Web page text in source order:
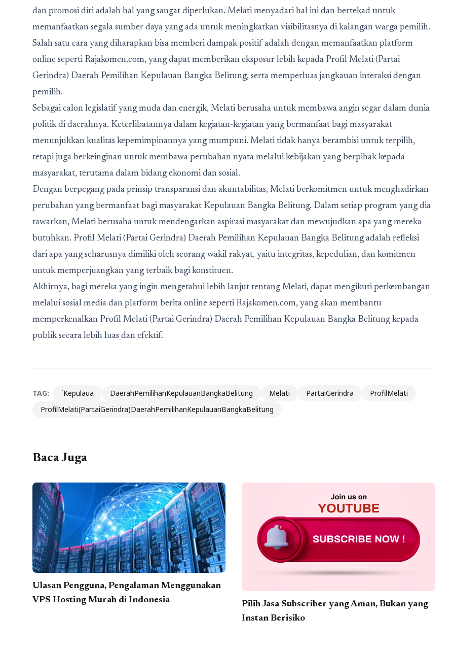
dan promosi diri adalah hal yang sangat diperlukan. Melati menyadari hal ini dan bertekad untuk
memanfaatkan segala sumber daya yang ada untuk meningkatkan visibilitasnya di kalangan warga pemilih.
Salah satu cara yang diharapkan bisa memberi dampak positif adalah dengan memanfaatkan platform
online seperti Rajakomen.com, yang dapat memberikan eksposur lebih kepada Profil Melati (Partai
Gerindra) Daerah Pemilihan Kepulauan Bangka Belitung, serta memperluas jangkauan interaksi dengan
pemilih.
Sebagai calon legislatif yang muda dan energik, Melati berusaha untuk membawa angin segar dalam dunia
politik di daerahnya. Keterlibatannya dalam kegiatan-kegiatan yang bermanfaat bagi masyarakat
menunjukkan kualitas kepemimpinannya yang mumpuni. Melati tidak hanya berambisi untuk terpilih,
tetapi juga berkeinginan untuk membawa perubahan nyata melalui kebijakan yang berpihak kepada
masyarakat, terutama dalam bidang ekonomi dan sosial.
Dengan berpegang pada prinsip transparansi dan akuntabilitas, Melati berkomitmen untuk menghadirkan
perubahan yang bermanfaat bagi masyarakat Kepulauan Bangka Belitung. Dalam setiap program yang dia
tawarkan, Melati berusaha untuk mendengarkan aspirasi masyarakat dan mewujudkan apa yang mereka
butuhkan. Profil Melati (Partai Gerindra) Daerah Pemilihan Kepulauan Bangka Belitung adalah refleksi
dari apa yang seharusnya dimiliki oleh seorang wakil rakyat, yaitu integritas, kepedulian, dan komitmen
untuk memperjuangkan yang terbaik bagi konstituen.
Akhirnya, bagi mereka yang ingin mengetahui lebih lanjut tentang Melati, dapat mengikuti perkembangan
melalui sosial media dan platform berita online seperti Rajakomen.com, yang akan membantu
memperkenalkan Profil Melati (Partai Gerindra) Daerah Pemilihan Kepulauan Bangka Belitung kepada
publik secara lebih luas dan efektif.
TAG: `Kepulaua DaerahPemilihanKepulauanBangkaBelitung Melati PartaiGerindra
ProfilMelati
ProfilMelati(PartaiGerindra)DaerahPemilihanKepulauanBangkaBelitung
Baca Juga
Ulasan Pengguna, Pengalaman Menggunakan
VPS Hosting Murah di Indonesia
Pilih Jasa Subscriber yang Aman, Bukan yang
Instan Berisiko